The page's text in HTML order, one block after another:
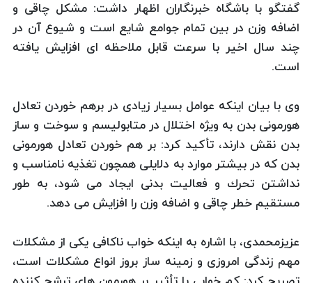
گفتگو با باشگاه خبرنگاران اظهار داشت: مشكل چاقی و
اضافه وزن در بین تمام جوامع شایع است و شیوع آن در
چند سال اخیر با سرعت قابل ملاحظه ای افزایش یافته
است.
وی با بیان اینكه عوامل بسیار زیادی در برهم خوردن تعادل
هورمونی بدن به ویژه اختلال در متابولیسم و سوخت و ساز
بدن نقش دارند، تأكید كرد: بر هم خوردن تعادل هورمونی
بدن كه در بیشتر موارد به دلایلی همچون تغذیه نامناسب و
نداشتن تحرك و فعالیت بدنی ایجاد می شود، به طور
مستقیم خطر چاقی و اضافه وزن را افزایش می دهد.
عزیزمحمدی، با اشاره به اینكه خواب ناكافی یكی از مشكلات
مهم زندگی امروزی و زمینه ساز بروز انواع مشكلات است،